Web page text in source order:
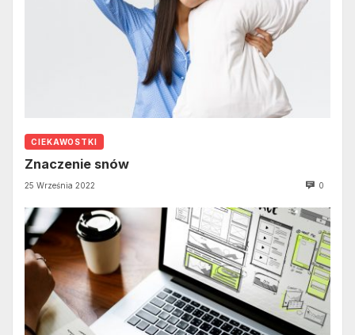
CIEKAWOSTKI
Znaczenie snów
25 Września 2022 0